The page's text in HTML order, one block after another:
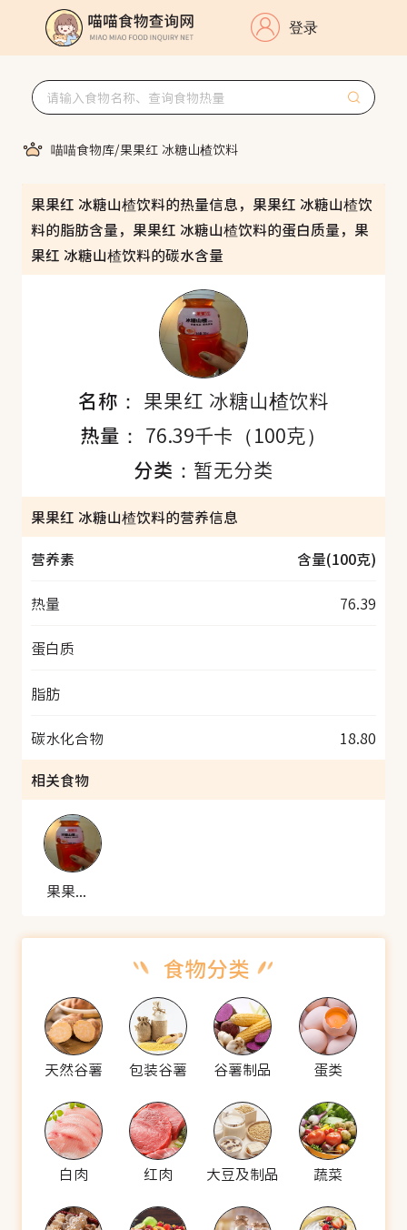
登录
喵喵食物库/果果红 冰糖山楂饮料
果果红 冰糖山楂饮料的热量信息，果果红 冰糖山楂饮
料的脂肪含量，果果红 冰糖山楂饮料的蛋白质量，果
果红 冰糖山楂饮料的碳水含量
名称： 果果红 冰糖山楂饮料
热量： 76.39千卡（100克）
分类： 暂无分类
果果红 冰糖山楂饮料的营养信息
营养素
含量(100克)
热量 76.39
蛋白质
脂肪
碳水化合物
18.80
相关食物
果果红 冰糖山楂饮料
天然谷薯 包装谷薯 谷薯制品 蛋类
白肉 红肉 大豆及制品 蔬菜